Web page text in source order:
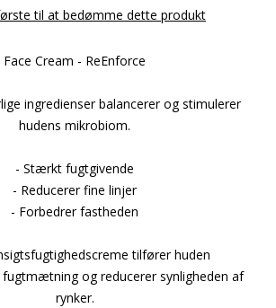
til at bedømme dette produkt
Face Cream - ReEnforce
ingredienser balancerer og stimulerer
hudens mikrobiom.
- Stærkt fugtgivende
- Reducerer fine linjer
- Forbedrer fastheden
tilfører huden
fugtmætning og reducerer synligheden af
rynker.